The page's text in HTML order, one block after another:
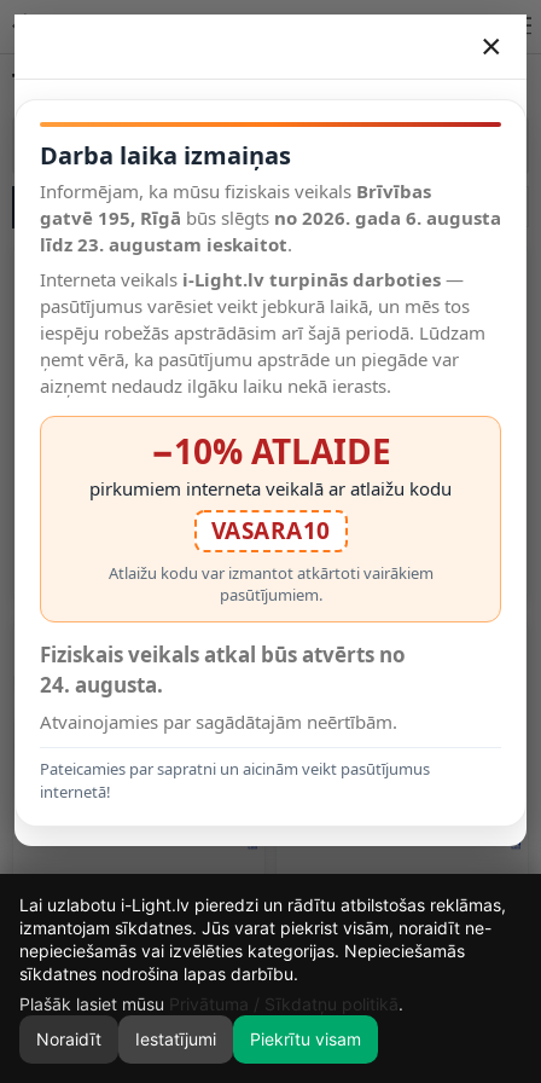
Salīdzināt
Vēlmju
saraksts
Valodas
0
Tehniskais apgaismojums
Vairāk kategoriju
EXIT Virziena Uzlīme Avārijas
Gaismeklim 7225 (Optonica
0.03€
Evakuācijas Virziena Uzlīme
Ar Bultiņu Uz Leju
Gaismeklim 7201 (Optonica
7212)
1.15€
Bultiņu Uz Leju Gaismeklim
7204 (Optonica 7213)
2.09€
Iebūvētai Montāžai, 4 Gab.
(Optonica)
3.25€
×
Darba laika izmaiņas
Informējam, ka mūsu fiziskais veikals Brīvības
gatvē 195, Rīgā būs slēgts no 2026. gada 6. augusta
līdz 23. augustam ieskaitot.
Interneta veikals i-Light.lv turpinās darboties —
pasūtījumus varēsiet veikt jebkurā laikā, un mēs tos
iespēju robežās apstrādāsim arī šajā periodā. Lūdzam
ņemt vērā, ka pasūtījumu apstrāde un piegāde var
aizņemt nedaudz ilgāku laiku nekā ierasts.
−10% ATLAIDE
pirkumiem interneta veikalā ar atlaižu kodu
VASARA10
Atlaižu kodu var izmantot atkārtoti vairākiem
pasūtījumiem.
Fiziskais veikals atkal būs atvērts no
24. augusta.
Atvainojamies par sagādātajām neērtībām.
Pateicamies par sapratni un aicinām veikt pasūtījumus
internetā!
14
DIENAS
4
STUNDAS
43
MIN.
37
Lai uzlabotu i-Light.lv pieredzi un rādītu atbilstošas reklāmas,
izmantojam sīkdatnes. Jūs varat piekrist visām, noraidīt ne-
nepieciešamās vai izvēlēties kategorijas. Nepieciešamās
sīkdatnes nodrošina lapas darbību.
Plašāk lasiet mūsu Privātuma / Sīkdatņu politikā.
Noraidīt
Iestatījumi Piekrītu visam